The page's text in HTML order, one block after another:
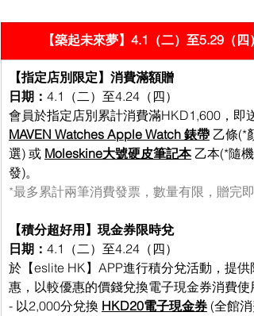
【築起未來夢】4.1（二）至5.29（四）
【指定店別限定】消費滿額贈
日期： 4.1（二）至4.24（四）
會員於指定店別累計消費滿HKD1,600，即送
MAVEN Watches Apple Watch 錶帶 乙條(*
選) 或 Moleskine大號硬皮筆記本 乙本(*隨機
發)。
*最多累計兩筆消費發票，數量有限，贈完即
【積分超好用】現金券限時兌
日期： 4.1（二）至4.24（四）
於【eslite HK】APP進行積分兌活動，提供
惠，以較優惠的價錢兌換電子現金券消費使
- 以2,000分兌換 HKD20電子現金券 (全館消